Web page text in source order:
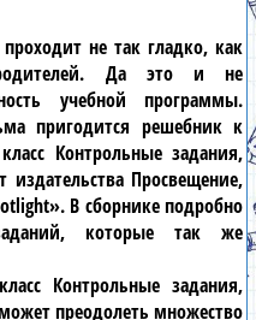
не так гладко, как
Да это и не
учебной программы.
пригодится решебник к
Контрольные задания,
Просвещение,
В сборнике подробно
которые так же
Контрольные задания,
преодолеть множество